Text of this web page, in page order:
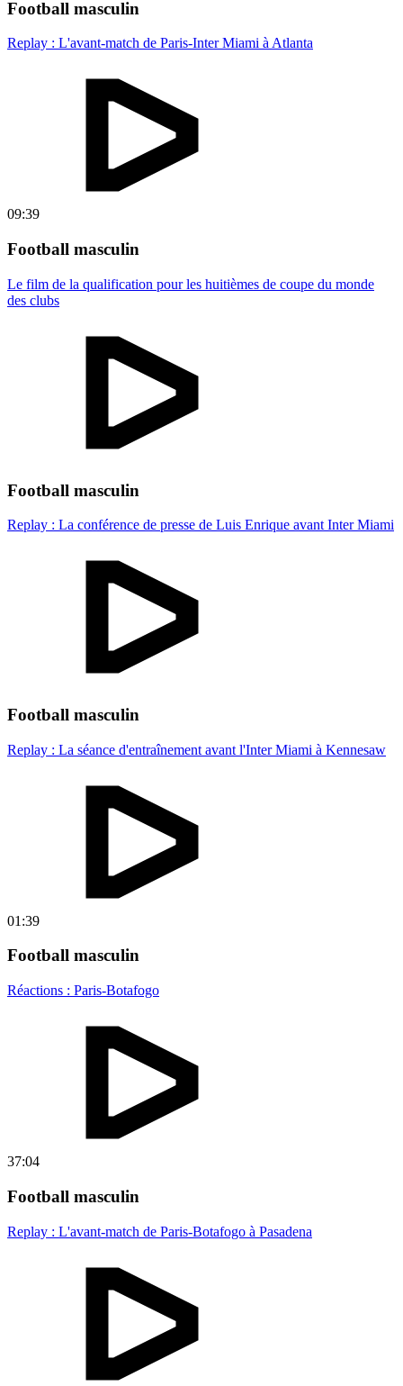
Football masculin
Replay : L'avant-match de Paris-Inter Miami à Atlanta
09:39
Football masculin
Le film de la qualification pour les huitièmes de coupe du monde
des clubs
Football masculin
Replay : La conférence de presse de Luis Enrique avant Inter Miami
Football masculin
Replay : La séance d'entraînement avant l'Inter Miami à Kennesaw
01:39
Football masculin
Réactions : Paris-Botafogo
37:04
Football masculin
Replay : L'avant-match de Paris-Botafogo à Pasadena